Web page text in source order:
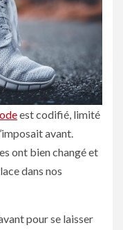
est codifié, limité
avant.
ont bien changé et
dans nos
pour se laisser